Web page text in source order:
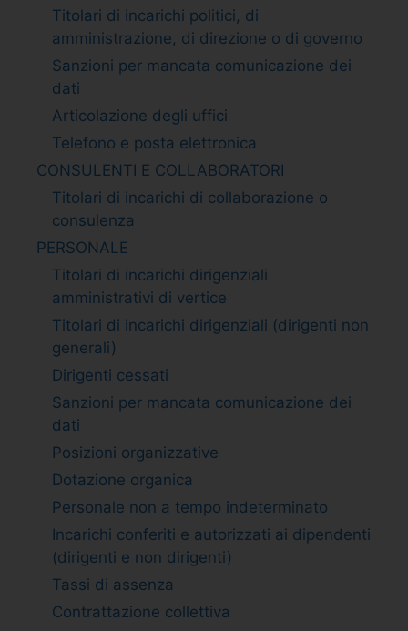
Titolari di incarichi politici, di
amministrazione, di direzione o di governo
Sanzioni per mancata comunicazione dei
dati
Articolazione degli uffici
Telefono e posta elettronica
CONSULENTI E COLLABORATORI
Titolari di incarichi di collaborazione o
consulenza
PERSONALE
Titolari di incarichi dirigenziali
amministrativi di vertice
Titolari di incarichi dirigenziali (dirigenti non
generali)
Dirigenti cessati
Sanzioni per mancata comunicazione dei
dati
Posizioni organizzative
Dotazione organica
Personale non a tempo indeterminato
Incarichi conferiti e autorizzati ai dipendenti
(dirigenti e non dirigenti)
Tassi di assenza
Contrattazione collettiva